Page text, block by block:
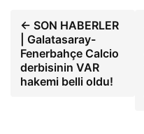
← SON HABERLER
| Galatasaray-
Fenerbahçe Calcio
derbisinin VAR
hakemi belli oldu!